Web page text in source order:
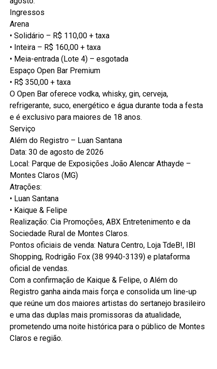
Ingressos
Arena
• Solidário – R$ 110,00 + taxa
• Inteira – R$ 160,00 + taxa
• Meia-entrada (Lote 4) – esgotada
Espaço Open Bar Premium
• R$ 350,00 + taxa
O Open Bar oferece vodka, whisky, gin, cerveja,
refrigerante, suco, energético e água durante toda a festa
e é exclusivo para maiores de 18 anos.
Serviço
Além do Registro – Luan Santana
Data: 30 de agosto de 2026
Local: Parque de Exposições João Alencar Athayde –
Montes Claros (MG)
Atrações:
• Luan Santana
• Kaique & Felipe
Realização: Cia Promoções, ABX Entretenimento e da
Sociedade Rural de Montes Claros.
Pontos oficiais de venda: Natura Centro, Loja TdeB!, IBI
Shopping, Rodrigão Fox (38 9940-3139) e plataforma
oficial de vendas.
Com a confirmação de Kaique & Felipe, o Além do
Registro ganha ainda mais força e consolida um line-up
que reúne um dos maiores artistas do sertanejo brasileiro
e uma das duplas mais promissoras da atualidade,
prometendo uma noite histórica para o público de Montes
Claros e região.